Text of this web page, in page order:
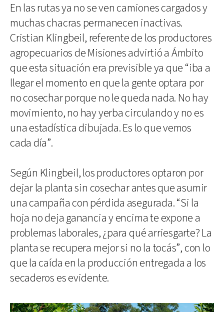
En las rutas ya no se ven camiones cargados y
muchas chacras permanecen inactivas.
Cristian Klingbeil, referente de los productores
agropecuarios de Misiones advirtió a Ámbito
que esta situación era previsible ya que “iba a
llegar el momento en que la gente optara por
no cosechar porque no le queda nada. No hay
movimiento, no hay yerba circulando y no es
una estadística dibujada. Es lo que vemos
cada día”.
Según Klingbeil, los productores optaron por
dejar la planta sin cosechar antes que asumir
una campaña con pérdida asegurada. “Si la
hoja no deja ganancia y encima te expone a
problemas laborales, ¿para qué arriesgarte? La
planta se recupera mejor si no la tocás”, con lo
que la caída en la producción entregada a los
secaderos es evidente.